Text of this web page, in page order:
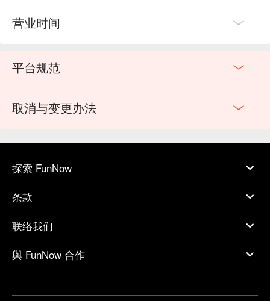
营业时间
平台规范
取消与变更办法
探索 FunNow
条款
联络我们
與 FunNow 合作